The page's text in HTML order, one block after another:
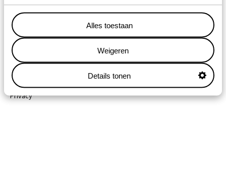
Alles toestaan
Weigeren
Details tonen
Copyright © 2026 Koopman Logistics Group B.V.
Disclaimer
Leveringsvoorwaarden
Cookies
Privacy